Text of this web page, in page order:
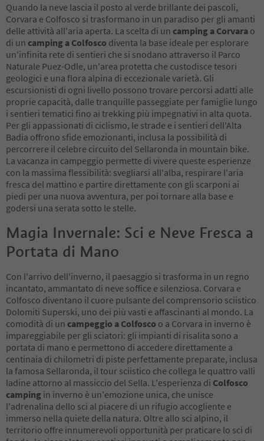
Quando la neve lascia il posto al verde brillante dei pascoli,
Corvara e Colfosco si trasformano in un paradiso per gli amanti
delle attività all'aria aperta. La scelta di un camping a Corvara o
di un camping a Colfosco diventa la base ideale per esplorare
un'infinita rete di sentieri che si snodano attraverso il Parco
Naturale Puez-Odle, un'area protetta che custodisce tesori
geologici e una flora alpina di eccezionale varietà. Gli
escursionisti di ogni livello possono trovare percorsi adatti alle
proprie capacità, dalle tranquille passeggiate per famiglie lungo
i sentieri tematici fino ai trekking più impegnativi in alta quota.
Per gli appassionati di ciclismo, le strade e i sentieri dell'Alta
Badia offrono sfide emozionanti, inclusa la possibilità di
percorrere il celebre circuito del Sellaronda in mountain bike.
La vacanza in campeggio permette di vivere queste esperienze
con la massima flessibilità: svegliarsi all'alba, respirare l'aria
fresca del mattino e partire direttamente con gli scarponi ai
piedi per una nuova avventura, per poi tornare alla base e
godersi una serata sotto le stelle.
Magia Invernale: Sci e Neve Fresca a
Portata di Mano
Con l'arrivo dell'inverno, il paesaggio si trasforma in un regno
incantato, ammantato di neve soffice e silenziosa. Corvara e
Colfosco diventano il cuore pulsante del comprensorio sciistico
Dolomiti Superski, uno dei più vasti e affascinanti al mondo. La
comodità di un campeggio a Colfosco o a Corvara in inverno è
impareggiabile per gli sciatori: gli impianti di risalita sono a
portata di mano e permettono di accedere direttamente a
centinaia di chilometri di piste perfettamente preparate, inclusa
la famosa Sellaronda, il tour sciistico che collega le quattro valli
ladine attorno al massiccio del Sella. L'esperienza di Colfosco
camping in inverno è un'emozione unica, che unisce
l'adrenalina dello sci al piacere di un rifugio accogliente e
immerso nella quiete della natura. Oltre allo sci alpino, il
territorio offre innumerevoli opportunità per praticare lo sci di